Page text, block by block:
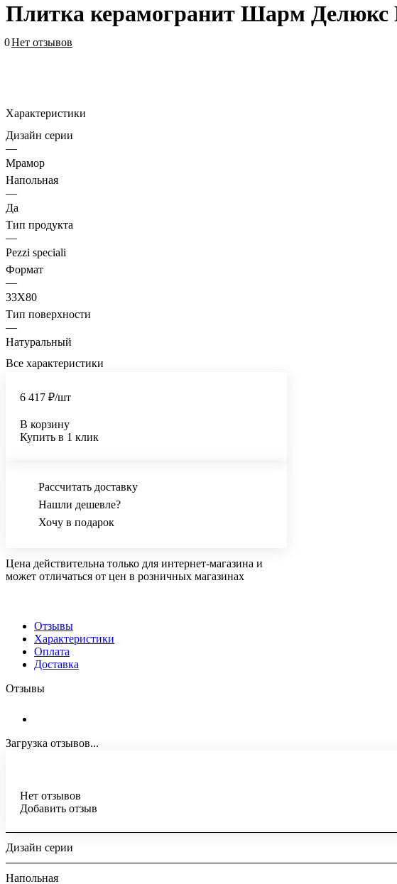
Плитка керамогранит Шарм
0Нет отзывов
Характеристики
Дизайн серии
—
Мрамор
Напольная
—
Да
Тип продукта
—
Pezzi speciali
Формат
—
33X80
Тип поверхности
—
Натуральный
Все характеристики
6 417 ₽/шт
В корзину
Купить в 1 клик
Рассчитать доставку
Нашли дешевле?
Хочу в подарок
Цена действительна только для интернет-магазина и
может отличаться от цен в розничных магазинах
Отзывы
Характеристики
Оплата
Доставка
Отзывы
Загрузка отзывов...
Нет отзывов
Добавить отзыв
Дизайн серии
Напольная